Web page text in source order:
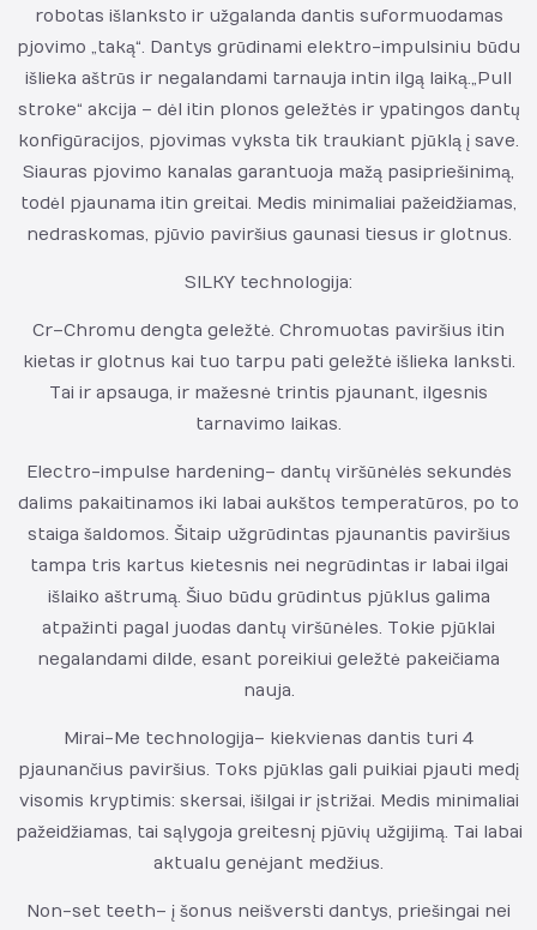
robotas išlanksto ir užgalanda dantis suformuodamas
pjovimo „taką“. Dantys grūdinami elektro-impulsiniu būdu
išlieka aštrūs ir negalandami tarnauja intin ilgą laiką. „Pull
stroke“ akcija – dėl itin plonos geležtės ir ypatingos dantų
konfigūracijos, pjovimas vyksta tik traukiant pjūklą į save.
Siauras pjovimo kanalas garantuoja mažą pasipriešinimą,
todėl pjaunama itin greitai. Medis minimaliai pažeidžiamas,
nedraskomas, pjūvio paviršius gaunasi tiesus ir glotnus.
SILKY technologija:
Cr – Chromu dengta geležtė. Chromuotas paviršius itin
kietas ir glotnus kai tuo tarpu pati geležtė išlieka lanksti.
Tai ir apsauga, ir mažesnė trintis pjaunant, ilgesnis
tarnavimo laikas.
Electro-impulse hardening – dantų viršūnėlės sekundės
dalims pakaitinamos iki labai aukštos temperatūros, po to
staiga šaldomos. Šitaip užgrūdintas pjaunantis paviršius
tampa tris kartus kietesnis nei negrūdintas ir labai ilgai
išlaiko aštrumą. Šiuo būdu grūdintus pjūklus galima
atpažinti pagal juodas dantų viršūnėles. Tokie pjūklai
negalandami dilde, esant poreikiui geležtė pakeičiama
nauja.
Mirai-Me technologija – kiekvienas dantis turi 4
pjaunančius paviršius. Toks pjūklas gali puikiai pjauti medį
visomis kryptimis: skersai, išilgai ir įstrižai. Medis minimaliai
pažeidžiamas, tai sąlygoja greitesnį pjūvių užgijimą. Tai labai
aktualu genėjant medžius.
Non-set teeth – į šonus neišversti dantys, priešingai nei